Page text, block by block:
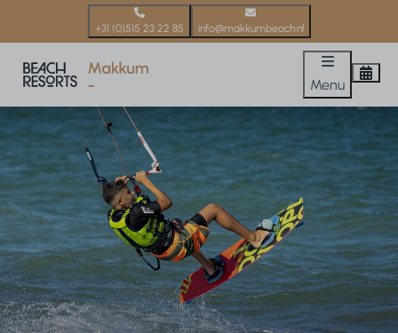
+31 (0)515 23 22 85 info@makkumbeach.nl
Menu